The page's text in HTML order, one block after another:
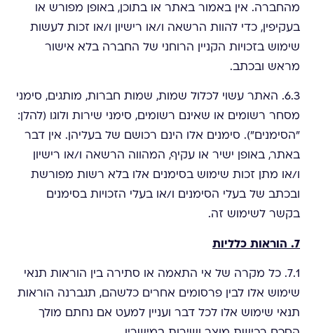
מהחברה. אין באמור באתר או בתוכן, באופן מפורש או
בעקיפין, כדי להוות הרשאה ו/או רישיון ו/או זכות לעשות
שימוש בזכויות הקניין הרוחני של החברה בלא אישור
מראש ובכתב.
6.3. האתר עשוי לכלול שמות, שמות חברות, מותגים, סימני
מסחר רשומים או שאינם רשומים, סימני שירות ולוגו (להלן:
"הסימנים"). סימנים אלו הינם רכושם של בעליהן. אין דבר
באתר, באופן ישיר או עקיף, המהווה הרשאה ו/או רישיון
ו/או מתן זכות שימוש בסימנים אלו בלא רשות מפורשת
ובכתב של בעלי הסימנים ו/או בעלי הזכויות בסימנים
בקשר לשימוש זה.
7. הוראות כלליות
7.1. כל מקרה של אי התאמה או סתירה בין הוראות תנאי
שימוש אלו לבין פרסומים אחרים כלשהם, תגברנה הוראות
תנאי שימוש אלו לכל דבר ועניין למעט אם נחתם מולך